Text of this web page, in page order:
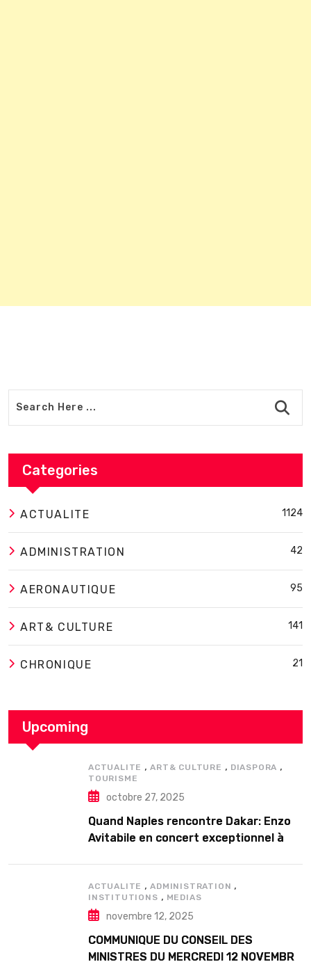
Categories
ACTUALITE 1124
ADMINISTRATION 42
AERONAUTIQUE 95
ART& CULTURE 141
CHRONIQUE 21
Upcoming
ACTUALITE ,ART& CULTURE , DIASPORA ,
TOURISME
octobre 27, 2025
Quand Naples rencontre Dakar: Enzo
Avitabile en concert exceptionnel à
ACTUALITE ,ADMINISTRATION ,
INSTITUTIONS , MEDIAS
novembre 12, 2025
COMMUNIQUE DU CONSEIL DES
MINISTRES DU MERCREDI 12 NOVEMBRE